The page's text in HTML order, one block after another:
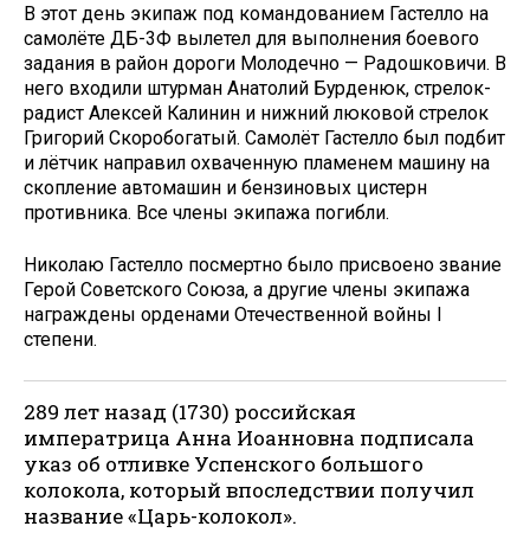
В этот день экипаж под командованием Гастелло на
самолёте ДБ-3Ф вылетел для выполнения боевого
задания в район дороги Молодечно — Радошковичи. В
него входили штурман Анатолий Бурденюк, стрелок-
радист Алексей Калинин и нижний люковой стрелок
Григорий Скоробогатый. Самолёт Гастелло был подбит
и лётчик направил охваченную пламенем машину на
скопление автомашин и бензиновых цистерн
противника. Все члены экипажа погибли.
Николаю Гастелло посмертно было присвоено звание
Герой Советского Союза, а другие члены экипажа
награждены орденами Отечественной войны I
степени.
289 лет назад (1730) российская
императрица Анна Иоанновна подписала
указ об отливке Успенского большого
колокола, который впоследствии получил
название «Царь-колокол».